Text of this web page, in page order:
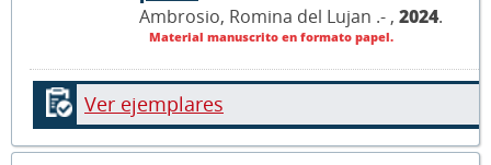
Ambrosio, Romina del Lujan .- , 2024.
Material manuscrito en formato papel.
Ver ejemplares